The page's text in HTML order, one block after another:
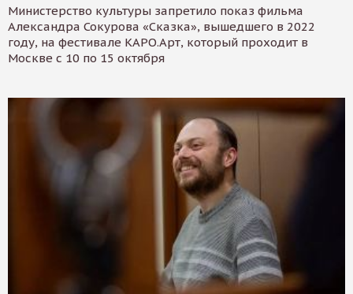
Министерство культуры запретило показ фильма
Александра Сокурова «Сказка», вышедшего в 2022
году, на фестивале КАРО.Арт, который проходит в
Москве с 10 по 15 октября